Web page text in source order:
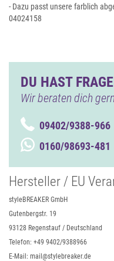
- Dazu passt unsere farblich
04024158
DU HAST
Wir beraten dich
09402/9388-966
0160/98693-481
Hersteller / EU
styleBREAKER GmbH
Gutenbergstr. 19
93128 Regenstauf / Deutschland
Telefon: +49 9402/9388966
E-Mail: mail@stylebreaker.de